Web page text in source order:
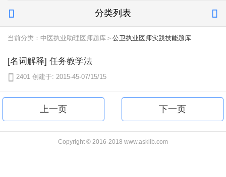
 分类列表 
当前分类：中医执业助理医师题库＞ 公卫执业医师实践技能题库
[名词解释] 任务教学法
 2401 创建于: 2015-45-07/15/15
上一页 下一页
Copyright © 2016-2018 www.asklib.com